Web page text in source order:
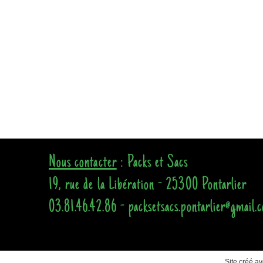
Nous contacter: Packs et Sacs
19, rue de la Libération - 25300 Pontarlier
03.81.46.42.86 -